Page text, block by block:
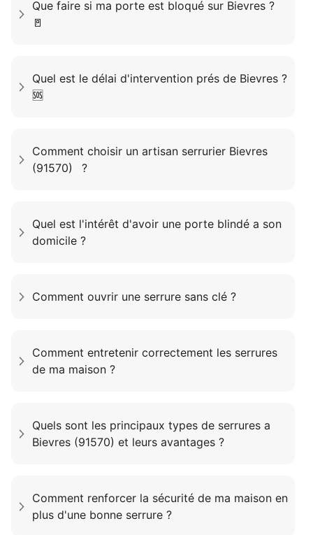
Que faire si ma porte est bloqué sur Bievres ?
🚪
Quel est le délai d'intervention prés de Bievres ?
🆘
Comment choisir un artisan serrurier Bievres
(91570) ?
Quel est l'intérêt d'avoir une porte blindé a son
domicile ?
Comment ouvrir une serrure sans clé ?
Comment entretenir correctement les serrures
de ma maison ?
Quels sont les principaux types de serrures a
Bievres (91570) et leurs avantages ?
Comment renforcer la sécurité de ma maison en
plus d'une bonne serrure ?